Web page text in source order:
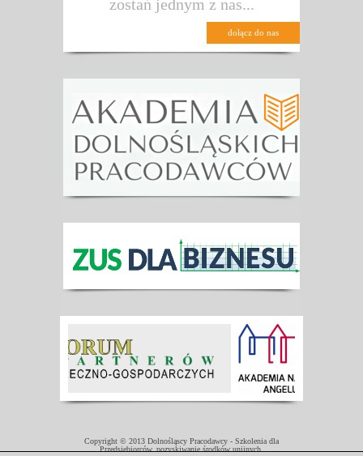
zostań jednym z nas...
Copyright © 2013 Dolnośląscy Pracodawcy - Szkolenia dla
Przedsiębiorców, pozyskiwanie środków unijnych.